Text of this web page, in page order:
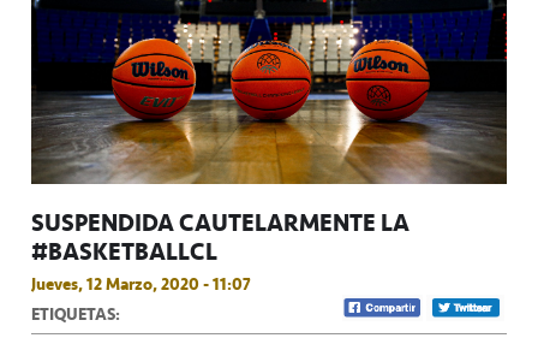
SUSPENDIDA CAUTELARMENTE LA
#BASKETBALLCL
Jueves, 12 Marzo, 2020 - 11:07
ETIQUETAS: